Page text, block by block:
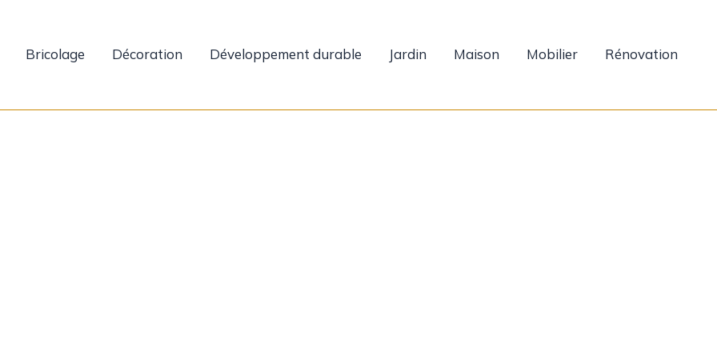
Bricolage Décoration Développement durable Jardin Maison Mobilier Rénovation